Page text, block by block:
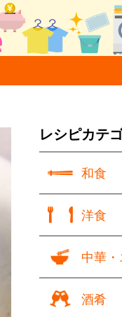
レシピカテ
和食
洋食
中華・
酒肴